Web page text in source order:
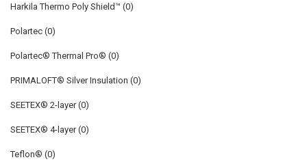
Harkila Thermo Poly Shield™ (0)
Polartec (0)
Polartec® Thermal Pro® (0)
PRIMALOFT® Silver Insulation (0)
SEETEX® 2-layer(0)
SEETEX® 4-layer(0)
Teflon® (0)